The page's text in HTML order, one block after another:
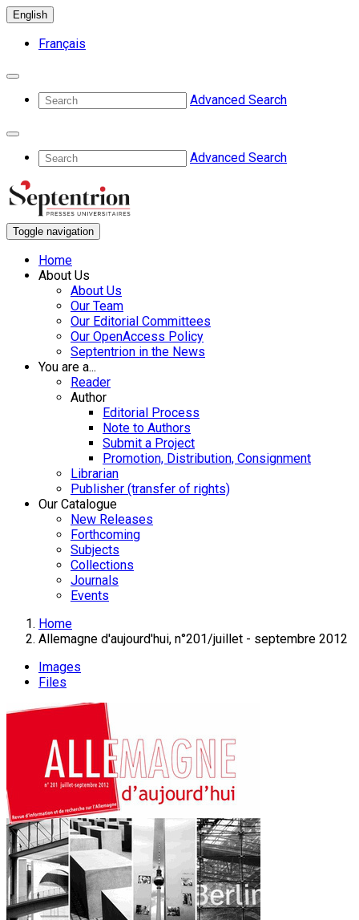
English
Français
Advanced Search
Advanced Search
Toggle navigation
Home
About Us
About Us
Our Team
Our Editorial Committees
Our OpenAccess Policy
Septentrion in the News
You are a...
Reader
Author
Editorial Process
Note to Authors
Submit a Project
Promotion, Distribution, Consignment
Librarian
Publisher (transfer of rights)
Our Catalogue
New Releases
Forthcoming
Subjects
Collections
Journals
Events
Home
Allemagne d'aujourd'hui, n°201/juillet - septembre 2012
Images
Files